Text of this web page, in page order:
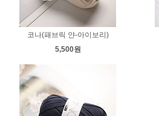
코나(패브릭 얀-아이보리)
5,500원